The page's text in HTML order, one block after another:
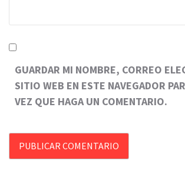
GUARDAR MI NOMBRE, CORREO
SITIO WEB EN ESTE NAVEGADOR
VEZ QUE HAGA UN COMENTARIO.